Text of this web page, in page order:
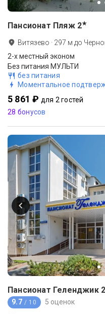
Пансионат Пляж 2★
Витязево · 297 м до
2-x местный эконом
Без питания МУЛЬТИ
без питания
Моментальное
5 861 ₽ для 2 гостей
28 бонусов
Пансионат Геленджик
9.7 / 10 5 оценок